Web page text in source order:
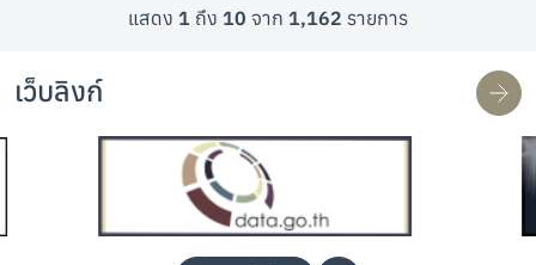
แสดง 1 ถึง 10 จาก 1,162 รายการ
เว็บลิงก์